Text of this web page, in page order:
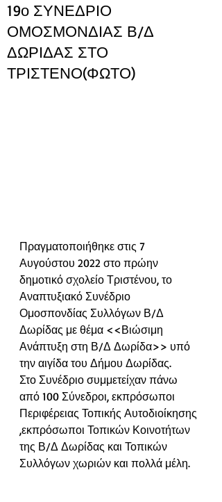
19ο ΣΥΝΕΔΡΙΟ
ΟΜΟΣΜΟΝΔΙΑΣ Β/Δ
ΔΩΡΙΔΑΣ ΣΤΟ
ΤΡΙΣΤΕΝΟ(ΦΩΤΟ)
Πραγματοποιήθηκε στις 7
Αυγούστου 2022 στο πρώην
δημοτικό σχολείο Τριστένου, το
Αναπτυξιακό Συνέδριο
Ομοσπονδίας Συλλόγων Β/Δ
Δωρίδας με θέμα <<Βιώσιμη
Ανάπτυξη στη Β/Δ Δωρίδα>> υπό
την αιγίδα του Δήμου Δωρίδας.
Στο Συνέδριο συμμετείχαν πάνω
από 100 Σύνεδροι, εκπρόσωποι
Περιφέρειας Τοπικής Αυτοδιοίκησης
,εκπρόσωποι Τοπικών Κοινοτήτων
της Β/Δ Δωρίδας και Τοπικών
Συλλόγων χωριών και πολλά μέλη.